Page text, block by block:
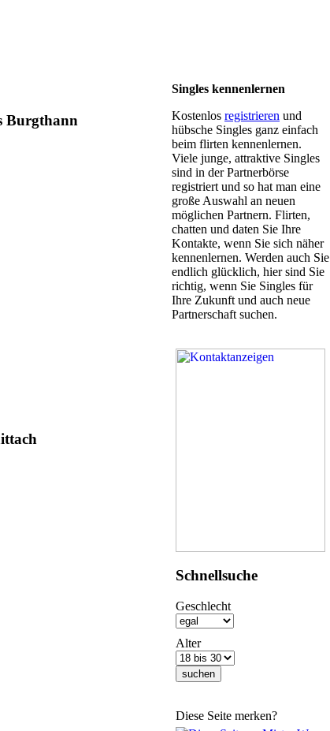
Singles kennenlernen
Kostenlos registrieren und
hübsche Singles ganz einfach
beim flirten kennenlernen.
Viele junge, attraktive Singles
sind in der Partnerbörse
registriert und so hat man eine
große Auswahl an neuen
möglichen Partnern. Flirten,
chatten und daten Sie Ihre
Kontakte, wenn Sie sich näher
kennenlernen. Werden auch Sie
endlich glücklich, hier sind Sie
richtig, wenn Sie Singles für
Ihre Zukunft und auch neue
Partnerschaft suchen.
Schnellsuche
Geschlecht
Alter
Diese Seite merken?
Burgthann